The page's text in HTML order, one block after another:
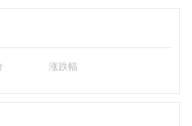
涨跌幅